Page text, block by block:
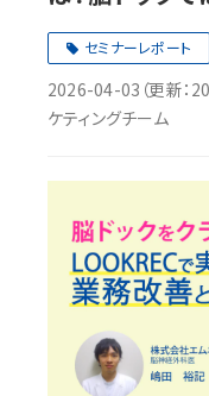
化とMRI稼働率
セミナーレポート
2026-04-03 （更新：
ケティングチーム